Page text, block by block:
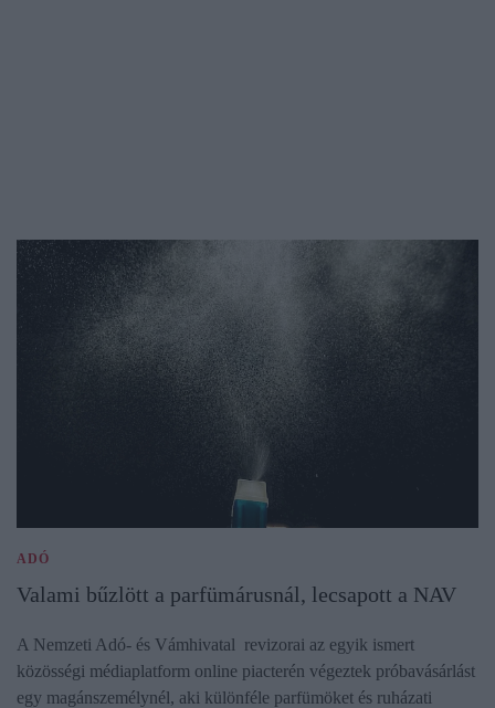
ADÓ
Valami bűzlött a parfümárusnál, lecsapott a NAV
A Nemzeti Adó- és Vámhivatal revizorai az egyik ismert
közösségi médiaplatform online piacterén végeztek próbavásárlást
egy magánszemélynél, aki különféle parfümöket és ruházati